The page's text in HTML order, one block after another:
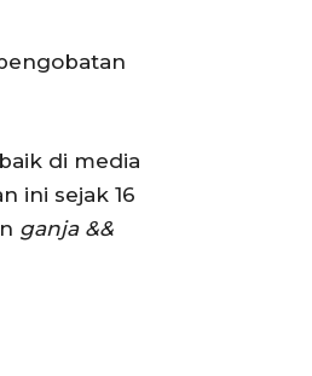
di media
ini sejak 16
ganja &&